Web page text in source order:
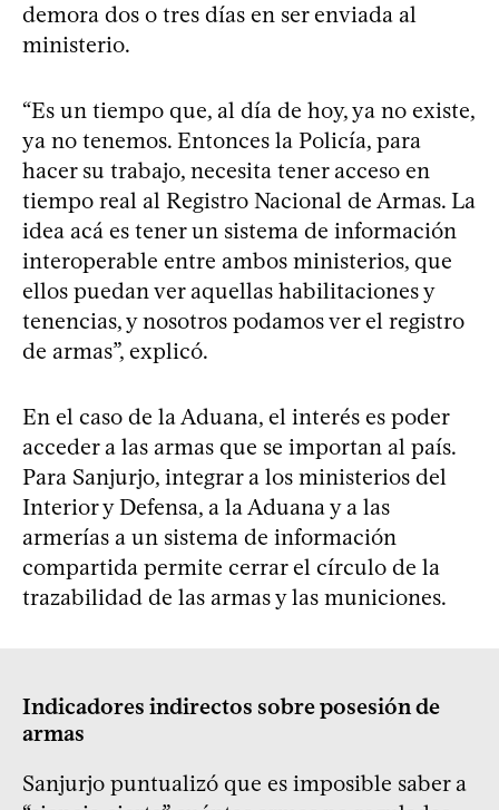
demora dos o tres días en ser enviada al
ministerio.
“Es un tiempo que, al día de hoy, ya no existe,
ya no tenemos. Entonces la Policía, para
hacer su trabajo, necesita tener acceso en
tiempo real al Registro Nacional de Armas. La
idea acá es tener un sistema de información
interoperable entre ambos ministerios, que
ellos puedan ver aquellas habilitaciones y
tenencias, y nosotros podamos ver el registro
de armas”, explicó.
En el caso de la Aduana, el interés es poder
acceder a las armas que se importan al país.
Para Sanjurjo, integrar a los ministerios del
Interior y Defensa, a la Aduana y a las
armerías a un sistema de información
compartida permite cerrar el círculo de la
trazabilidad de las armas y las municiones.
Indicadores indirectos sobre posesión de
armas
Sanjurjo puntualizó que es imposible saber a